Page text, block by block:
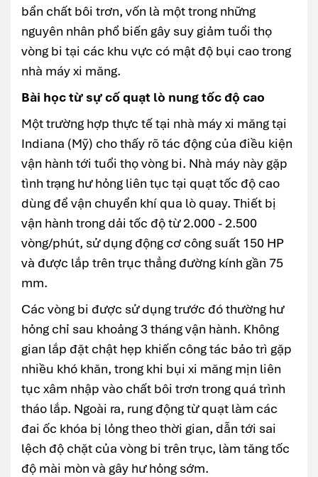
bẩn chất bôi trơn, vốn là một trong những
nguyên nhân phổ biến gây suy giảm tuổi thọ
vòng bi tại các khu vực có mật độ bụi cao trong
nhà máy xi măng.
Bài học từ sự cố quạt lò nung tốc độ cao
Một trường hợp thực tế tại nhà máy xi măng tại
Indiana (Mỹ) cho thấy rõ tác động của điều kiện
vận hành tới tuổi thọ vòng bi. Nhà máy này gặp
tình trạng hư hỏng liên tục tại quạt tốc độ cao
dùng để vận chuyển khí qua lò quay. Thiết bị
vận hành trong dải tốc độ từ 2.000 - 2.500
vòng/phút, sử dụng động cơ công suất 150 HP
và được lắp trên trục thẳng đường kính gần 75
mm.
Các vòng bi được sử dụng trước đó thường hư
hỏng chỉ sau khoảng 3 tháng vận hành. Không
gian lắp đặt chật hẹp khiến công tác bảo trì gặp
nhiều khó khăn, trong khi bụi xi măng mịn liên
tục xâm nhập vào chất bôi trơn trong quá trình
tháo lắp. Ngoài ra, rung động từ quạt làm các
đai ốc khóa bị lỏng theo thời gian, dẫn tới sai
lệch độ chặt của vòng bi trên trục, làm tăng tốc
độ mài mòn và gây hư hỏng sớm.